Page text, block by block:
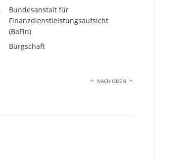
Bundesanstalt für
Finanzdienstleistungsaufsicht
(BaFin)
Bürgschaft
NACH OBEN